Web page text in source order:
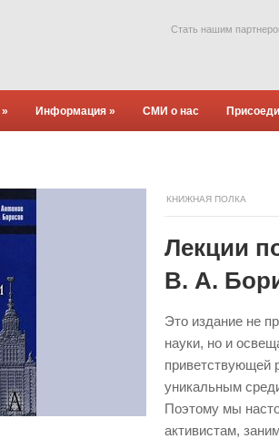
Стать нашим
» Информация » СМИ о нас
КНИЖНАЯ ПОЛКА
Лекции
В. А.
Это издание не
науки, но и
приветствующей
уникальным
Поэтому мы
активистам,